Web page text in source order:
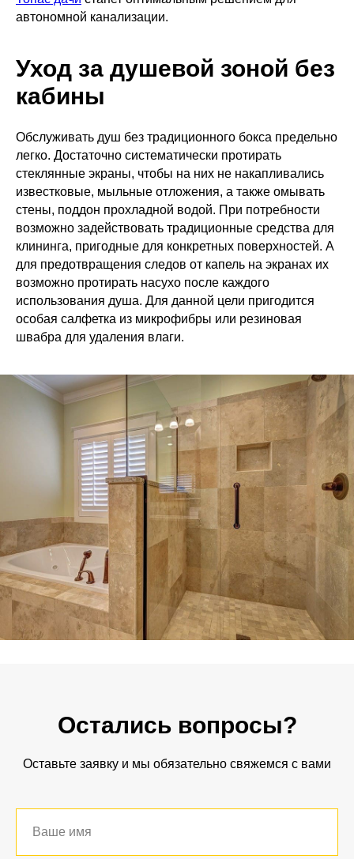
автономной канализации.
Уход за душевой зоной без
кабины
Обслуживать душ без традиционного бокса предельно
легко. Достаточно систематически протирать
стеклянные экраны, чтобы на них не накапливались
известковые, мыльные отложения, а также омывать
стены, поддон прохладной водой. При потребности
возможно задействовать традиционные средства для
клининга, пригодные для конкретных поверхностей. А
для предотвращения следов от капель на экранах их
возможно протирать насухо после каждого
использования душа. Для данной цели пригодится
особая салфетка из микрофибры или резиновая
швабра для удаления влаги.
Остались вопросы?
Оставьте заявку и мы обязательно свяжемся с вами